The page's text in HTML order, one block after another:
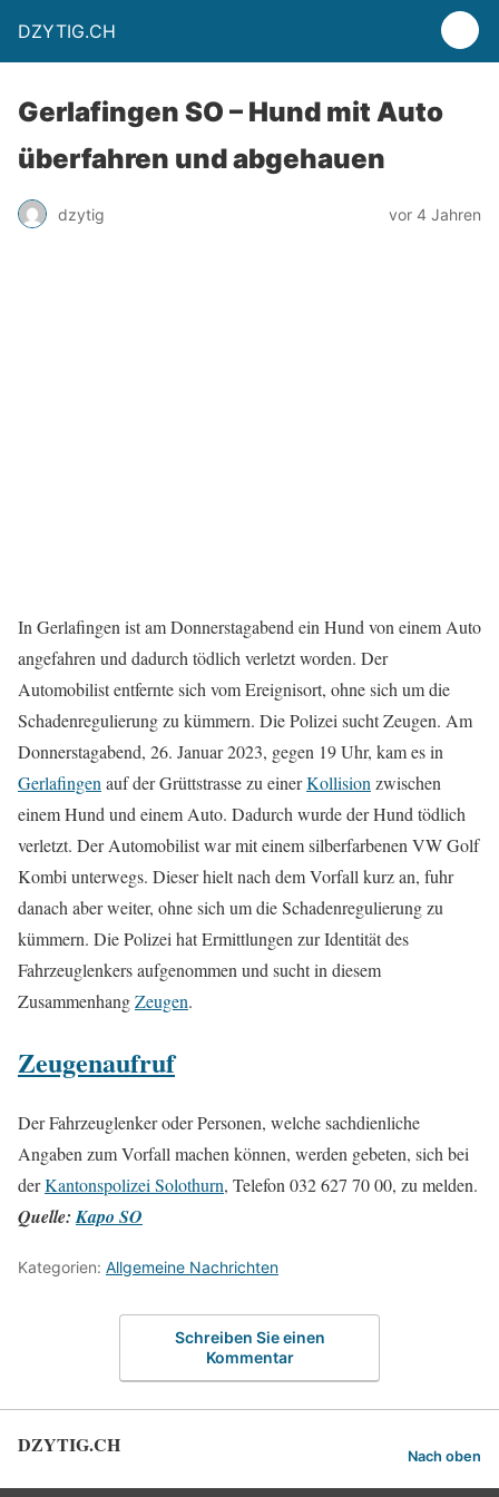
DZYTIG.CH
Gerlafingen SO – Hund mit Auto
überfahren und abgehauen
dzytig vor 4 Jahren
In Gerlafingen ist am Donnerstagabend ein Hund von einem Auto
angefahren und dadurch tödlich verletzt worden. Der
Automobilist entfernte sich vom Ereignisort, ohne sich um die
Schadenregulierung zu kümmern. Die Polizei sucht Zeugen. Am
Donnerstagabend, 26. Januar 2023, gegen 19 Uhr, kam es in
Gerlafingen auf der Grüttstrasse zu einerKollision zwischen
einem Hund und einem Auto. Dadurch wurde der Hund tödlich
verletzt. Der Automobilist war mit einem silberfarbenen VW Golf
Kombi unterwegs. Dieser hielt nach dem Vorfall kurz an, fuhr
danach aber weiter, ohne sich um die Schadenregulierung zu
kümmern. Die Polizei hat Ermittlungen zur Identität des
Fahrzeuglenkers aufgenommen und sucht in diesem
ZusammenhangZeugen.
Zeugenaufruf
Der Fahrzeuglenker oder Personen, welche sachdienliche
Angaben zum Vorfall machen können, werden gebeten, sich bei
derKantonspolizei Solothurn, Telefon 032 627 70 00, zu melden.
Quelle:Kapo SO
Kategorien: Allgemeine Nachrichten
Schreiben Sie einen
Kommentar
DZYTIG.CH Nach oben